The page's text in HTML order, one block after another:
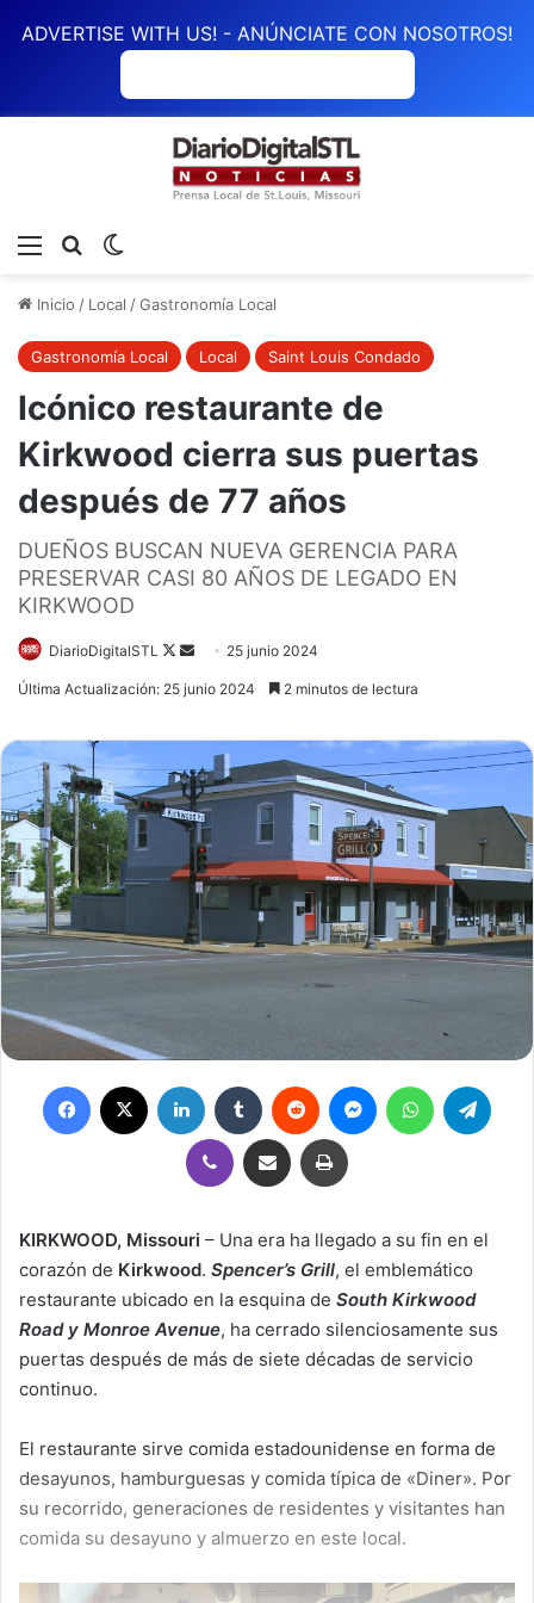
ADVERTISE WITH US! - ANÚNCIATE CON NOSOTROS!
Menú Buscar
Inicio / Local /Gastronomía Local
Gastronomía Local Local Saint Louis Condado
Icónico restaurante de
Kirkwood cierra sus puertas
después de 77 años
DUEÑOS BUSCAN NUEVA GERENCIA PARA
PRESERVAR CASI 80 AÑOS DE LEGADO EN
KIRKWOOD
DiarioDigitalSTL
Follow
Send 25 junio 2024
Última Actualización: 25 junio 2024 2 minutos de lectura
Facebook LinkedIn Tumblr Reddit MessengerWhatsApp
Viber Compartir por correo electrónicoImprimir
KIRKWOOD, Missouri – Una era ha llegado a su fin en el
corazón de Kirkwood. Spencer’s Grill, el emblemático
restaurante ubicado en la esquina de South Kirkwood
Road y Monroe Avenue, ha cerrado silenciosamente sus
puertas después de más de siete décadas de servicio
continuo.
El restaurante sirve comida estadounidense en forma de
desayunos, hamburguesas y comida típica de «Diner». Por
su recorrido, generaciones de residentes y visitantes han
comida su desayuno y almuerzo en este local.